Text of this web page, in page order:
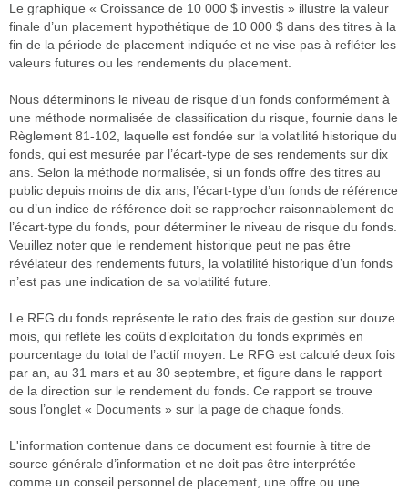
Le graphique « Croissance de 10 000 $ investis » illustre la valeur
finale d’un placement hypothétique de 10 000 $ dans des titres à la
fin de la période de placement indiquée et ne vise pas à refléter les
valeurs futures ou les rendements du placement.
Nous déterminons le niveau de risque d’un fonds conformément à
une méthode normalisée de classification du risque, fournie dans le
Règlement 81-102, laquelle est fondée sur la volatilité historique du
fonds, qui est mesurée par l’écart-type de ses rendements sur dix
ans. Selon la méthode normalisée, si un fonds offre des titres au
public depuis moins de dix ans, l’écart-type d’un fonds de référence
ou d’un indice de référence doit se rapprocher raisonnablement de
l’écart-type du fonds, pour déterminer le niveau de risque du fonds.
Veuillez noter que le rendement historique peut ne pas être
révélateur des rendements futurs, la volatilité historique d’un fonds
n’est pas une indication de sa volatilité future.
Le RFG du fonds représente le ratio des frais de gestion sur douze
mois, qui reflète les coûts d’exploitation du fonds exprimés en
pourcentage du total de l’actif moyen. Le RFG est calculé deux fois
par an, au 31 mars et au 30 septembre, et figure dans le rapport
de la direction sur le rendement du fonds. Ce rapport se trouve
sous l’onglet « Documents » sur la page de chaque fonds.
L'information contenue dans ce document est fournie à titre de
source générale d’information et ne doit pas être interprétée
comme un conseil personnel de placement, une offre ou une